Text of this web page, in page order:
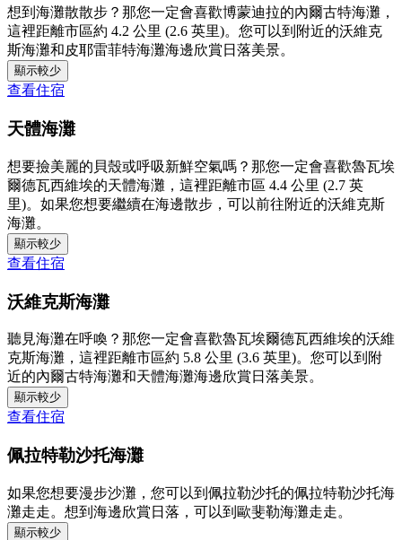
想到海灘散散步？那您一定會喜歡博蒙迪拉的內爾古特海灘，
這裡距離市區約 4.2 公里 (2.6 英里)。您可以到附近的沃維克
斯海灘和皮耶雷菲特海灘海邊欣賞日落美景。
顯示較少
查看住宿
天體海灘
想要撿美麗的貝殼或呼吸新鮮空氣嗎？那您一定會喜歡魯瓦埃
爾德瓦西維埃的天體海灘，這裡距離市區 4.4 公里 (2.7 英
里)。如果您想要繼續在海邊散步，可以前往附近的沃維克斯
海灘。
顯示較少
查看住宿
沃維克斯海灘
聽見海灘在呼喚？那您一定會喜歡魯瓦埃爾德瓦西維埃的沃維
克斯海灘，這裡距離市區約 5.8 公里 (3.6 英里)。您可以到附
近的內爾古特海灘和天體海灘海邊欣賞日落美景。
顯示較少
查看住宿
佩拉特勒沙托海灘
如果您想要漫步沙灘，您可以到佩拉勒沙托的佩拉特勒沙托海
灘走走。想到海邊欣賞日落，可以到歐斐勒海灘走走。
顯示較少